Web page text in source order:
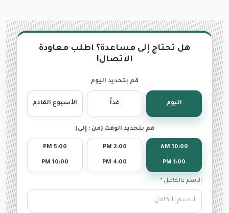
هل تحتاج إلى مساعدة؟ اطلب معاودة
الاتصال!
قم بتحديد اليوم
اليوم غداً الأسبوع القادم
قم بتحديد الوقت (من : إلى)
10:00 AM
1:00 PM
2:00 PM
4:00 PM
5:00 PM
10:00 PM
الاسم بالكامل *